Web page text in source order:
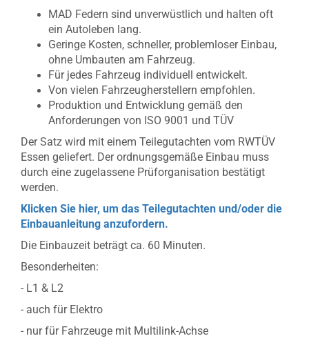
MAD Federn sind unverwüstlich und halten oft
ein Autoleben lang.
Geringe Kosten, schneller, problemloser Einbau,
ohne Umbauten am Fahrzeug.
Für jedes Fahrzeug individuell entwickelt.
Von vielen Fahrzeugherstellern empfohlen.
Produktion und Entwicklung gemäß den
Anforderungen von ISO 9001 und TÜV
Der Satz wird mit einem Teilegutachten vom RWTÜV
Essen geliefert. Der ordnungsgemäße Einbau muss
durch eine zugelassene Prüforganisation bestätigt
werden.
Klicken Sie hier, um das Teilegutachten und/oder die
Einbauanleitung anzufordern.
Die Einbauzeit beträgt ca. 60 Minuten.
Besonderheiten:
- L1 & L2
- auch für Elektro
- nur für Fahrzeuge mit Multilink-Achse